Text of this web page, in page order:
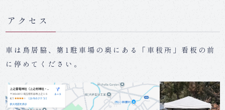
アクセス
車は鳥居脇、第1駐車場の奥にある「車秡所」看板の前
に停めてください。